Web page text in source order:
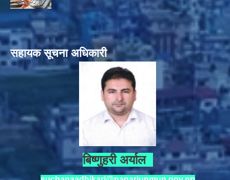
सहायक सूचना अधिकारी
बिष्णुहरी अर्याल